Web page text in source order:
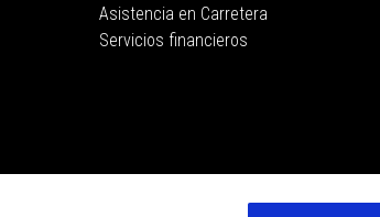
Asistencia en Carretera
Servicios financieros